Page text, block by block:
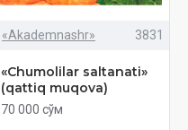
«Akademnashr» 3831
«Chumolilar saltanati»
(qattiq muqova)
70 000 сўм